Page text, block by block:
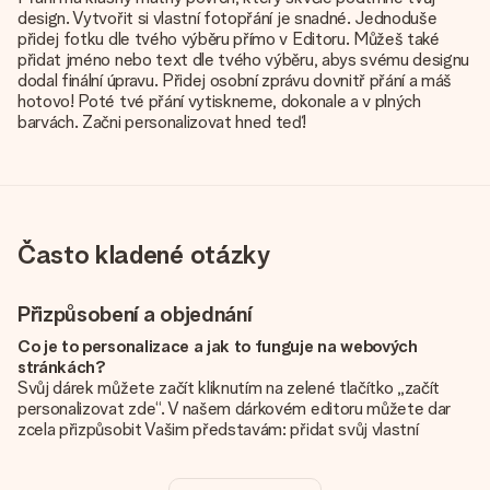
design. Vytvořit si vlastní fotopřání je snadné. Jednoduše
přidej fotku dle tvého výběru přímo v Editoru. Můžeš také
přidat jméno nebo text dle tvého výběru, abys svému designu
dodal finální úpravu. Přidej osobní zprávu dovnitř přání a máš
hotovo! Poté tvé přání vytiskneme, dokonale a v plných
barvách. Začni personalizovat hned teď!
Často kladené otázky
Přizpůsobení a objednání
Co je to personalizace a jak to funguje na webových
stránkách?
Svůj dárek můžete začít kliknutím na zelené tlačítko „začít
personalizovat zde“. V našem dárkovém editoru můžete dar
zcela přizpůsobit Vašim představám: přidat svůj vlastní